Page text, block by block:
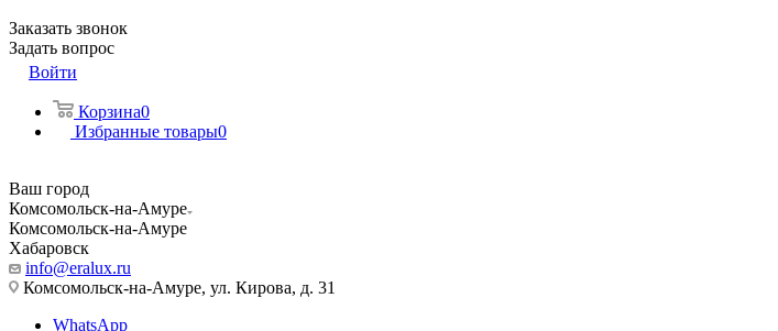
Заказать звонок
Задать вопрос
Войти
Корзина0
Избранные товары0
Ваш город
Комсомольск-на-Амуре
Комсомольск-на-Амуре
Хабаровск
info@eralux.ru
Комсомольск-на-Амуре, ул. Кирова, д. 31
WhatsApp